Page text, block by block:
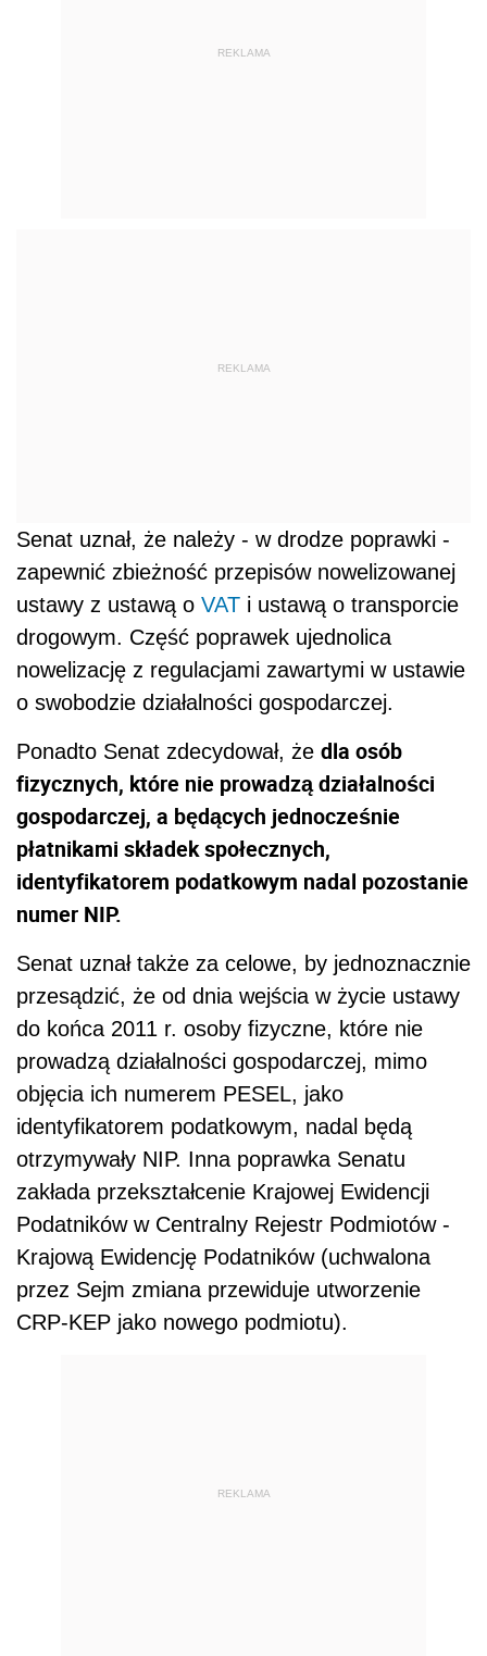
REKLAMA
REKLAMA
Senat uznał, że należy - w drodze poprawki -
zapewnić zbieżność przepisów nowelizowanej
ustawy z ustawą o VAT i ustawą o transporcie
drogowym. Część poprawek ujednolica
nowelizację z regulacjami zawartymi w ustawie
o swobodzie działalności gospodarczej.
Ponadto Senat zdecydował, że dla osób
fizycznych, które nie prowadzą działalności
gospodarczej, a będących jednocześnie
płatnikami składek społecznych,
identyfikatorem podatkowym nadal pozostanie
numer NIP.
Senat uznał także za celowe, by jednoznacznie
przesądzić, że od dnia wejścia w życie ustawy
do końca 2011 r. osoby fizyczne, które nie
prowadzą działalności gospodarczej, mimo
objęcia ich numerem PESEL, jako
identyfikatorem podatkowym, nadal będą
otrzymywały NIP. Inna poprawka Senatu
zakłada przekształcenie Krajowej Ewidencji
Podatników w Centralny Rejestr Podmiotów -
Krajową Ewidencję Podatników (uchwalona
przez Sejm zmiana przewiduje utworzenie
CRP-KEP jako nowego podmiotu).
REKLAMA